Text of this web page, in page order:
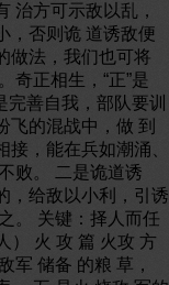
治方可示敌以乱，
，否则诡 道诱敌便
做法，我们也可将
奇正相生，“正”是
善自我，部队要训
飞的混战中，做 到
，能在兵如潮涌、
败。 二是诡道诱
，给敌以小利，引诱
。 关键：择人而任
） 火 攻 篇 火攻 方
军 储备 的粮 草，